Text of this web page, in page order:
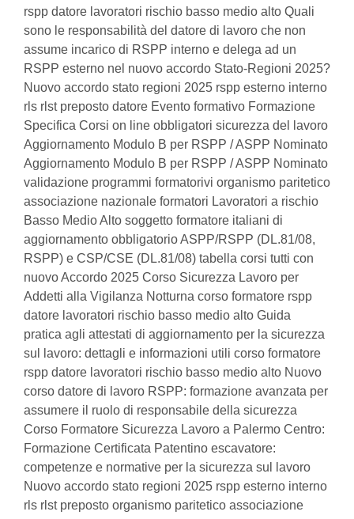
rspp datore lavoratori rischio basso medio alto Quali
sono le responsabilità del datore di lavoro che non
assume incarico di RSPP interno e delega ad un
RSPP esterno nel nuovo accordo Stato-Regioni 2025?
Nuovo accordo stato regioni 2025 rspp esterno interno
rls rlst preposto datore Evento formativo Formazione
Specifica Corsi on line obbligatori sicurezza del lavoro
Aggiornamento Modulo B per RSPP / ASPP Nominato
Aggiornamento Modulo B per RSPP / ASPP Nominato
validazione programmi formatorivi organismo paritetico
associazione nazionale formatori Lavoratori a rischio
Basso Medio Alto soggetto formatore italiani di
aggiornamento obbligatorio ASPP/RSPP (DL.81/08,
RSPP) e CSP/CSE (DL.81/08) tabella corsi tutti con
nuovo Accordo 2025 Corso Sicurezza Lavoro per
Addetti alla Vigilanza Notturna corso formatore rspp
datore lavoratori rischio basso medio alto Guida
pratica agli attestati di aggiornamento per la sicurezza
sul lavoro: dettagli e informazioni utili corso formatore
rspp datore lavoratori rischio basso medio alto Nuovo
corso datore di lavoro RSPP: formazione avanzata per
assumere il ruolo di responsabile della sicurezza
Corso Formatore Sicurezza Lavoro a Palermo Centro:
Formazione Certificata Patentino escavatore:
competenze e normative per la sicurezza sul lavoro
Nuovo accordo stato regioni 2025 rspp esterno interno
rls rlst preposto organismo paritetico associazione